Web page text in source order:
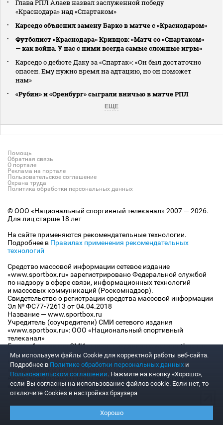
Глава РПЛ Алаев назвал заслуженной победу
«Краснодара» над «Спартаком»
Карседо объяснил замену Барко в матче с «Краснодаром»
Футболист «Краснодара» Кривцов: «Матч со «Спартаком»
— как война. У нас с ними всегда самые сложные игры»
Карседо о дебюте Даку за «Спартак»: «Он был достаточно
опасен. Ему нужно время на адтацию, но он поможет
нам»
«Рубин» и «Оренбург» сыграли вничью в матче РПЛ
ЕЩЕ
Помощь
Обратная связь
О портале
Реклама на портале
Пользовательское соглашение
Охрана труда
Политика обработки персональных данных
© ООО «Национальный спортивный телеканал» 2007 — 2026.
Для лиц старше 18 лет
На сайте применяются рекомендательные технологии.
Подробнее в Правилах применения рекомендательных
технологий
Средство массовой информации сетевое издание
«www.sportbox.ru» зарегистрировано Федеральной службой
по надзору в сфере связи, информационных технологий
и массовых коммуникаций (Роскомнадзор).
Свидетельство о регистрации средства массовой информации
Эл № ФС77-72613 от 04.04.2018
Название — www.sportbox.ru
Учредитель (соучредители) СМИ сетевого издания
«www.sportbox.ru»: ООО «Национальный спортивный
телеканал»
Главный редактор СМИ сетевого издания «www.sportbox.ru»:
Конов В.А.
Номер телефона редакции СМИ сетевого издания
«www.sportbox.ru»: +7 (495) 653 8419
Адрес электронной почты редакции СМИ сетевого издания
«www.sportbox.ru»: editor@sportbox.ru
Мы используем файлы Сookie для корректной работы веб-сайта.
Подробнее в Политике обработки персональных данных и
Пользовательском соглашении. Нажмите на кнопку «Хорошо»,
если Вы согласны на использование файлов cookie. Если нет, то
отключите Cookies в настройках браузера
Хорошо